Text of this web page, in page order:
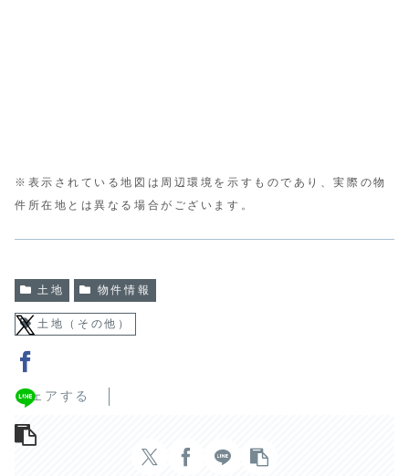
※表示されている地図は周辺環境を示すものであり、実際の物
件所在地とは異なる場合がございます。
土地 物件情報
土地（その他）
シェアする